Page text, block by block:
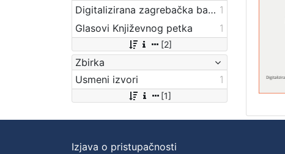
Digitalizirana zagrebačka baština 1
Glasovi Književnog petka
1
[2]
Zbirka
Usmeni izvori
1
[1]
Izjava o pristupačnosti